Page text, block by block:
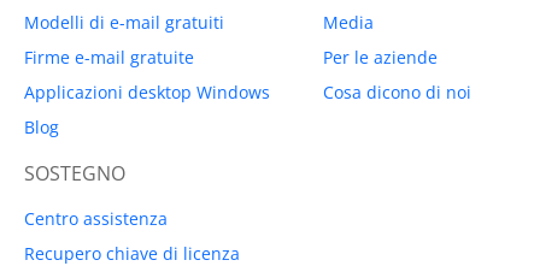
Modelli di e-mail gratuiti
Firme e-mail gratuite
Applicazioni desktop Windows
Blog
Media
Per le aziende
Cosa dicono di noi
SOSTEGNO
Centro assistenza
Recupero chiave di licenza